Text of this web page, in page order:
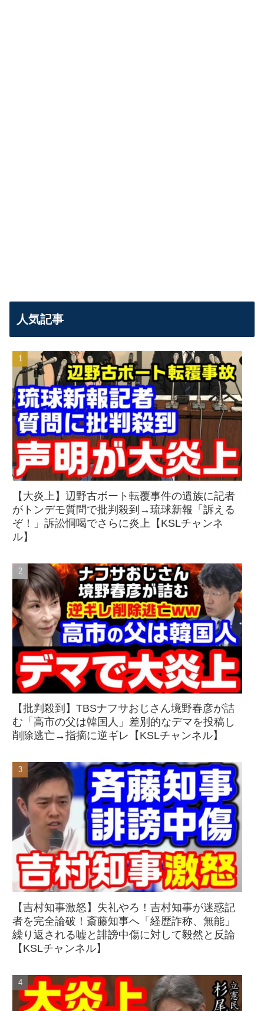
人気記事
【大炎上】辺野古ボート転覆事件の遺族に記者
がトンデモ質問で批判殺到→琉球新報「訴える
ぞ！」訴訟恫喝でさらに炎上【KSLチャンネ
ル】
【批判殺到】TBSナフサおじさん境野春彦が詰
む「高市の父は韓国人」差別的なデマを投稿し
削除逃亡→指摘に逆ギレ【KSLチャンネル】
【吉村知事激怒】失礼やろ！吉村知事が迷惑記
者を完全論破！斎藤知事へ「経歴詐称、無能」
繰り返される嘘と誹謗中傷に対して毅然と反論
【KSLチャンネル】